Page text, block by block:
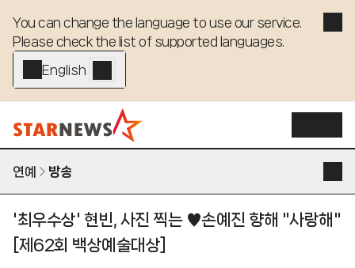
You can change the language to use our service.
Please check the list of supported languages.
English - EN
연예 방송
'최우수상' 현빈, 사진 찍는 ♥손예진 향해 "사랑해"
[제62회 백상예술대상]